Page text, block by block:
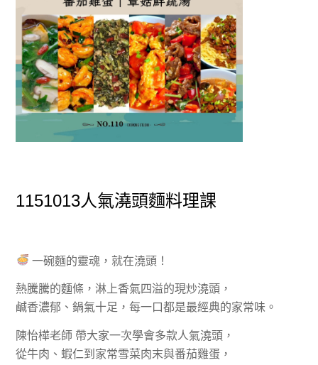
1151013人氣澆頭麵料理課
一碗麵的靈魂，就在澆頭！
熱騰騰的麵條，淋上香氣四溢的現炒澆頭，
鹹香濃郁、鍋氣十足，每一口都是最經典的家常味。
陳怡樺老師 帶大家一次學會多款人氣澆頭，
從牛肉、蝦仁到家常雪菜肉末與番茄雞蛋，